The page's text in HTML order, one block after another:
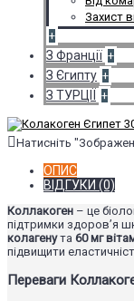
Захист
+
З Франції +
З Єгипту +
З ТУРЦІЇ +
Натисніть
ОПИС
ВІДГУКИ (0)
Коллакоген – це
підтримки здоров’я
колагенута 60 мг
підвищити
Переваги